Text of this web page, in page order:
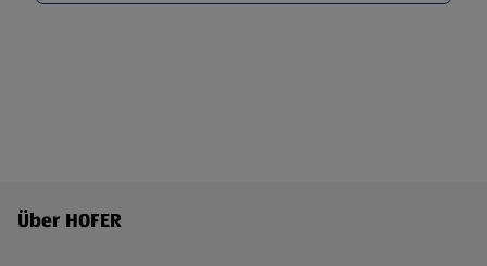
Fußzeilenmenü - weitere Links
Über HOFER